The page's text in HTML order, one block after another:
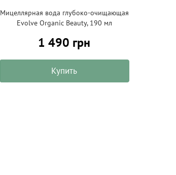
Мицеллярная вода глубоко-очищающая
Evolve Organic Beauty, 190 мл
1 490 грн
Купить